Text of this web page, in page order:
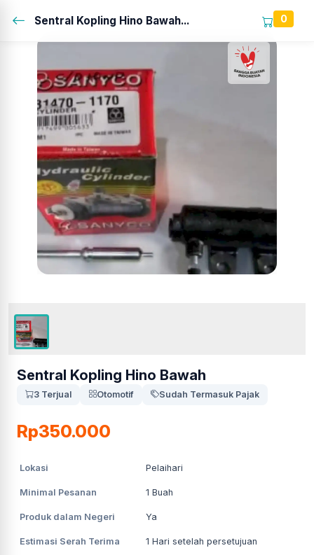
Sentral Kopling Hino Bawah... 0
Sentral Kopling Hino Bawah
3 Terjual Otomotif Sudah Termasuk Pajak
Rp350.000
Lokasi Pelaihari
Minimal Pesanan 1 Buah
Produk dalam Negeri Ya
Estimasi Serah Terima 1 Hari setelah persetujuan